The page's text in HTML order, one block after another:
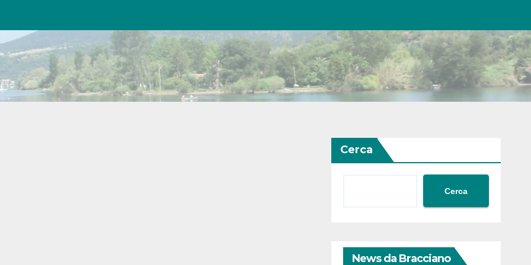
Cerca
Cerca
News da Bracciano